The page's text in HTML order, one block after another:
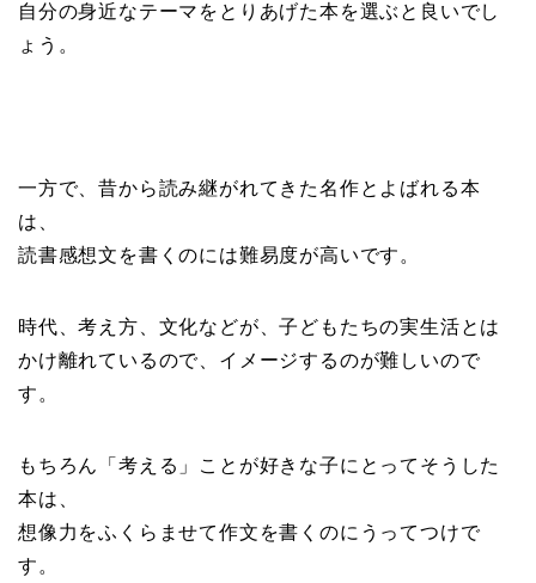
自分の身近なテーマをとりあげた本を選ぶと良いでし
ょう。
一方で、昔から読み継がれてきた名作とよばれる本
は、
読書感想文を書くのには難易度が高いです。
時代、考え方、文化などが、子どもたちの実生活とは
かけ離れているので、イメージするのが難しいので
す。
もちろん「考える」ことが好きな子にとってそうした
本は、
想像力をふくらませて作文を書くのにうってつけで
す。